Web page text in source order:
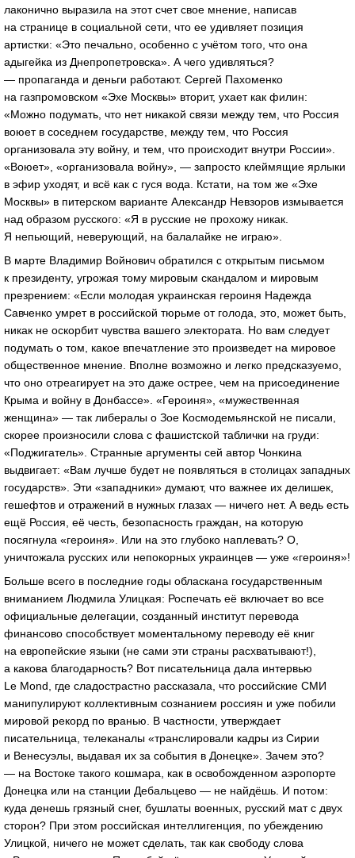
лаконично выразила на этот счет свое мнение, написав
на странице в социальной сети, что ее удивляет позиция
артистки: «Это печально, особенно с учётом того, что она
адыгейка из Днепропетровска». А чего удивляться?
— пропаганда и деньги работают. Сергей Пахоменко
на газпромовском «Эхе Москвы» вторит, ухает как филин:
«Можно подумать, что нет никакой связи между тем, что Россия
воюет в соседнем государстве, между тем, что Россия
организовала эту войну, и тем, что происходит внутри России».
«Воюет», «организовала войну», — запросто клеймящие ярлыки
в эфир уходят, и всё как с гуся вода. Кстати, на том же «Эхе
Москвы» в питерском варианте Александр Невзоров измывается
над образом русского: «Я в русские не прохожу никак.
Я непьющий, неверующий, на балалайке не играю».
В марте Владимир Войнович обратился с открытым письмом
к президенту, угрожая тому мировым скандалом и мировым
презрением: «Если молодая украинская героиня Надежда
Савченко умрет в российской тюрьме от голода, это, может быть,
никак не оскорбит чувства вашего электората. Но вам следует
подумать о том, какое впечатление это произведет на мировое
общественное мнение. Вполне возможно и легко предсказуемо,
что оно отреагирует на это даже острее, чем на присоединение
Крыма и войну в Донбассе». «Героиня», «мужественная
женщина» — так либералы о Зое Космодемьянской не писали,
скорее произносили слова с фашистской таблички на груди:
«Поджигатель». Странные аргументы сей автор Чонкина
выдвигает: «Вам лучше будет не появляться в столицах западных
государств». Эти «западники» думают, что важнее их делишек,
гешефтов и отражений в нужных глазах — ничего нет. А ведь есть
ещё Россия, её честь, безопасность граждан, на которую
посягнула «героиня». Или на это глубоко наплевать? О,
уничтожала русских или непокорных украинцев — уже «героиня»!
Больше всего в последние годы обласкана государственным
вниманием Людмила Улицкая: Роспечать её включает во все
официальные делегации, созданный институт перевода
финансово способствует моментальному переводу её книг
на европейские языки (не сами эти страны расхватывают!),
а какова благодарность? Вот писательница дала интервью
Le Mond, где сладострастно рассказала, что российские СМИ
манипулируют коллективным сознанием россиян и уже побили
мировой рекорд по вранью. В частности, утверждает
писательница, телеканалы «транслировали кадры из Сирии
и Венесуэлы, выдавая их за события в Донецке». Зачем это?
— на Востоке такого кошмара, как в освобожденном аэропорте
Донецка или на станции Дебальцево — не найдёшь. И потом:
куда денешь грязный снег, бушлаты военных, русский мат с двух
сторон? При этом российская интеллигенция, по убеждению
Улицкой, ничего не может сделать, так как свободу слова